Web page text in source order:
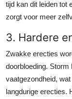
tijd kan dit leiden tot
zorgt voor meer
3. Hardere
Zwakke erecties
doorbloeding.
vaatgezondheid,
langdurige erecties.